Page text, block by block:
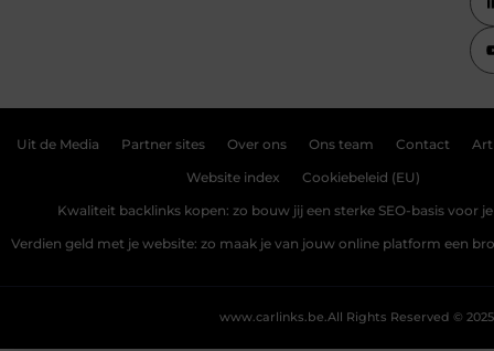
Uit de Media Partner sites Over ons Ons team Contact
Website index Cookiebeleid (EU)
Kwaliteit backlinks kopen: zo bouw jij een sterke SEO-basis voor
Verdien geld met je website: zo maak je van jouw online platform een
All Rights Reserved © 2025
www.carlinks.be.